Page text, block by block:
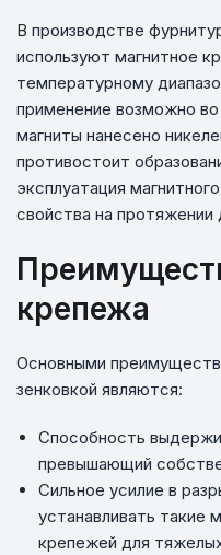
В производстве
используют магнитное
температурному
применение возможно
магниты нанесено
противостоит
эксплуатация
свойства на протяжении
крепежа
Основными
зенковкой являются:
Способность
превышающий
Сильное усилие в
устанавливать такие
крепежей для